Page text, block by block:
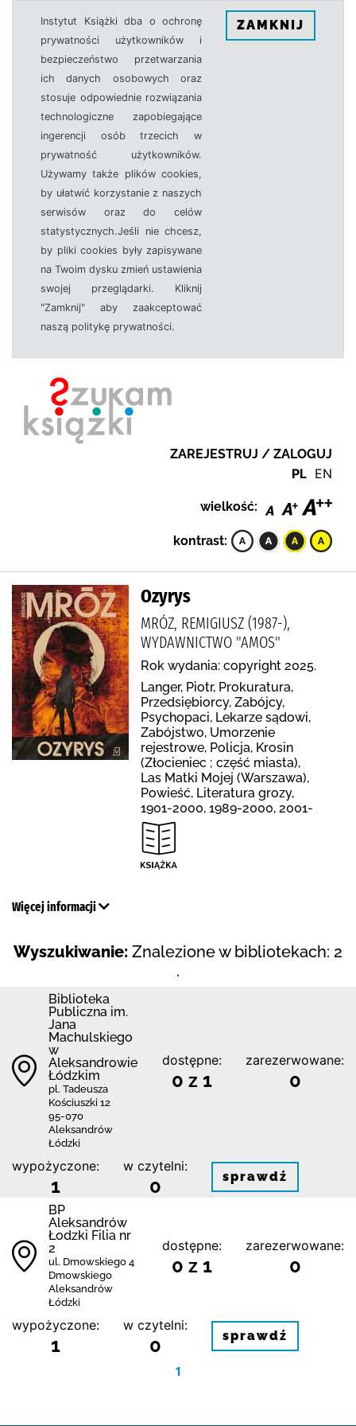
Instytut Książki dba o ochronę
prywatności użytkowników i
bezpieczeństwo przetwarzania
ich danych osobowych oraz
stosuje odpowiednie rozwiązania
technologiczne zapobiegające
ingerencji osób trzecich w
prywatność użytkowników.
Używamy także plików cookies,
by ułatwić korzystanie z naszych
serwisów oraz do celów
statystycznych.Jeśli nie chcesz,
by pliki cookies były zapisywane
na Twoim dysku zmień ustawienia
swojej przeglądarki. Kliknij
"Zamknij" aby zaakceptować
naszą politykę prywatności.
ZAMKNIJ
ZAREJESTRUJ / ZALOGUJ
PL EN
wielkość:
kontrast:
Ozyrys
MRÓZ, REMIGIUSZ (1987-),
WYDAWNICTWO "AMOS"
Rok wydania: copyright 2025.
Langer, Piotr, Prokuratura,
Przedsiębiorcy, Zabójcy,
Psychopaci, Lekarze sądowi,
Zabójstwo, Umorzenie
rejestrowe, Policja, Krosin
(Złocieniec ; część miasta),
Las Matki Mojej (Warszawa),
Powieść, Literatura grozy,
1901-2000, 1989-2000, 2001-
Więcej informacji
Wyszukiwanie: Znalezione w bibliotekach: 2
.
Biblioteka
Publiczna im.
Jana
Machulskiego
w
Aleksandrowie
Łódzkim
pl. Tadeusza
Kościuszki 12
95-070
Aleksandrów
Łódzki
dostępne:
0 z 1
zarezerwowane:
0
wypożyczone:
1
w czytelni:
0 sprawdź
BP
Aleksandrów
Łodzki Filia nr
2
ul. Dmowskiego 4
Dmowskiego
Aleksandrów
Łódzki
dostępne:
0 z 1
zarezerwowane:
0
wypożyczone:
1
w czytelni:
0 sprawdź
1